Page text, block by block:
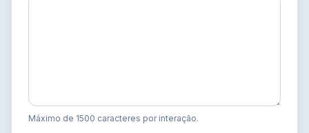
Máximo de 1500 caracteres por interação.